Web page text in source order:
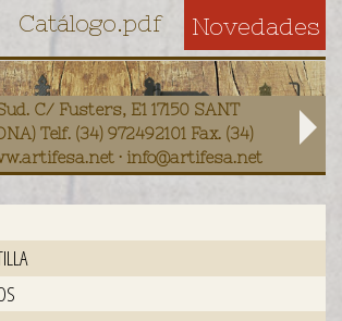
Novedades
Catálogo.pdf
C/ Fusters, E1 17150 SANT
Telf. (34) 972492101 Fax. (34)
· info@artifesa.net